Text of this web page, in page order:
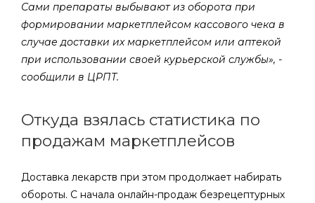
Сами препараты выбывают из оборота при
формировании маркетплейсом кассового чека в
случае доставки их маркетплейсом или аптекой
при использовании своей курьерской службы», -
сообщили в ЦРПТ.
Откуда взялась статистика по
продажам маркетплейсов
Доставка лекарств при этом продолжает набирать
обороты. С начала онлайн-продаж безрецептурных